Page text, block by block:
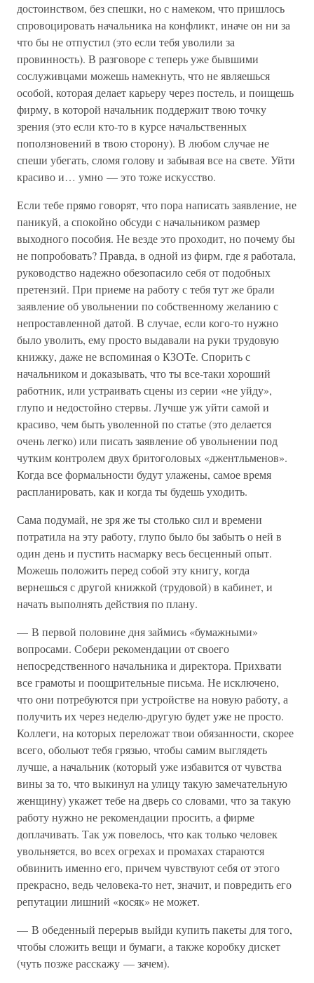
достоинством, без спешки, но с намеком, что пришлось
спровоцировать начальника на конфликт, иначе он ни за
что бы не отпустил (это если тебя уволили за
провинность). В разговоре с теперь уже бывшими
сослуживцами можешь намекнуть, что не являешься
особой, которая делает карьеру через постель, и поищешь
фирму, в которой начальник поддержит твою точку
зрения (это если кто-то в курсе начальственных
поползновений в твою сторону). В любом случае не
спеши убегать, сломя голову и забывая все на свете. Уйти
красиво и… умно — это тоже искусство.
Если тебе прямо говорят, что пора написать заявление, не
паникуй, а спокойно обсуди с начальником размер
выходного пособия. Не везде это проходит, но почему бы
не попробовать? Правда, в одной из фирм, где я работала,
руководство надежно обезопасило себя от подобных
претензий. При приеме на работу с тебя тут же брали
заявление об увольнении по собственному желанию с
непроставленной датой. В случае, если кого-то нужно
было уволить, ему просто выдавали на руки трудовую
книжку, даже не вспоминая о КЗОТе. Спорить с
начальником и доказывать, что ты все-таки хороший
работник, или устраивать сцены из серии «не уйду»,
глупо и недостойно стервы. Лучше уж уйти самой и
красиво, чем быть уволенной по статье (это делается
очень легко) или писать заявление об увольнении под
чутким контролем двух бритоголовых «джентльменов».
Когда все формальности будут улажены, самое время
распланировать, как и когда ты будешь уходить.
Сама подумай, не зря же ты столько сил и времени
потратила на эту работу, глупо было бы забыть о ней в
один день и пустить насмарку весь бесценный опыт.
Можешь положить перед собой эту книгу, когда
вернешься с другой книжкой (трудовой) в кабинет, и
начать выполнять действия по плану.
— В первой половине дня займись «бумажными»
вопросами. Собери рекомендации от своего
непосредственного начальника и директора. Прихвати
все грамоты и поощрительные письма. Не исключено,
что они потребуются при устройстве на новую работу, а
получить их через неделю-другую будет уже не просто.
Коллеги, на которых переложат твои обязанности, скорее
всего, обольют тебя грязью, чтобы самим выглядеть
лучше, а начальник (который уже избавится от чувства
вины за то, что выкинул на улицу такую замечательную
женщину) укажет тебе на дверь со словами, что за такую
работу нужно не рекомендации просить, а фирме
доплачивать. Так уж повелось, что как только человек
увольняется, во всех огрехах и промахах стараются
обвинить именно его, причем чувствуют себя от этого
прекрасно, ведь человека-то нет, значит, и повредить его
репутации лишний «косяк» не может.
— В обеденный перерыв выйди купить пакеты для того,
чтобы сложить вещи и бумаги, а также коробку дискет
(чуть позже расскажу — зачем).